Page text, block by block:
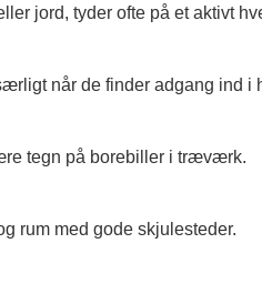
jord, tyder ofte på et aktivt
når de finder adgang ind i
tegn på borebiller i træværk.
rum med gode skjulesteder.